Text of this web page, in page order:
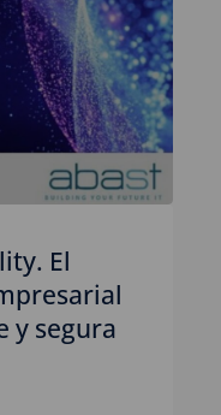
El
y segura